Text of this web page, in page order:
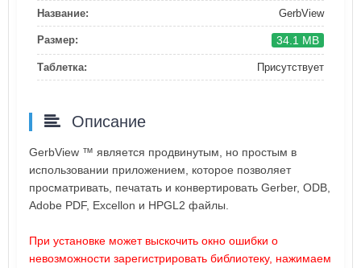
Название: GerbView
Размер: 34.1 MB
Таблетка: Присутствует
Описание
GerbView ™ является продвинутым, но простым в
использовании приложением, которое позволяет
просматривать, печатать и конвертировать Gerber, ODB,
Adobe PDF, Excellon и HPGL2 файлы.
При установке может выскочить окно ошибки о
невозможности зарегистрировать библиотеку, нажимаем